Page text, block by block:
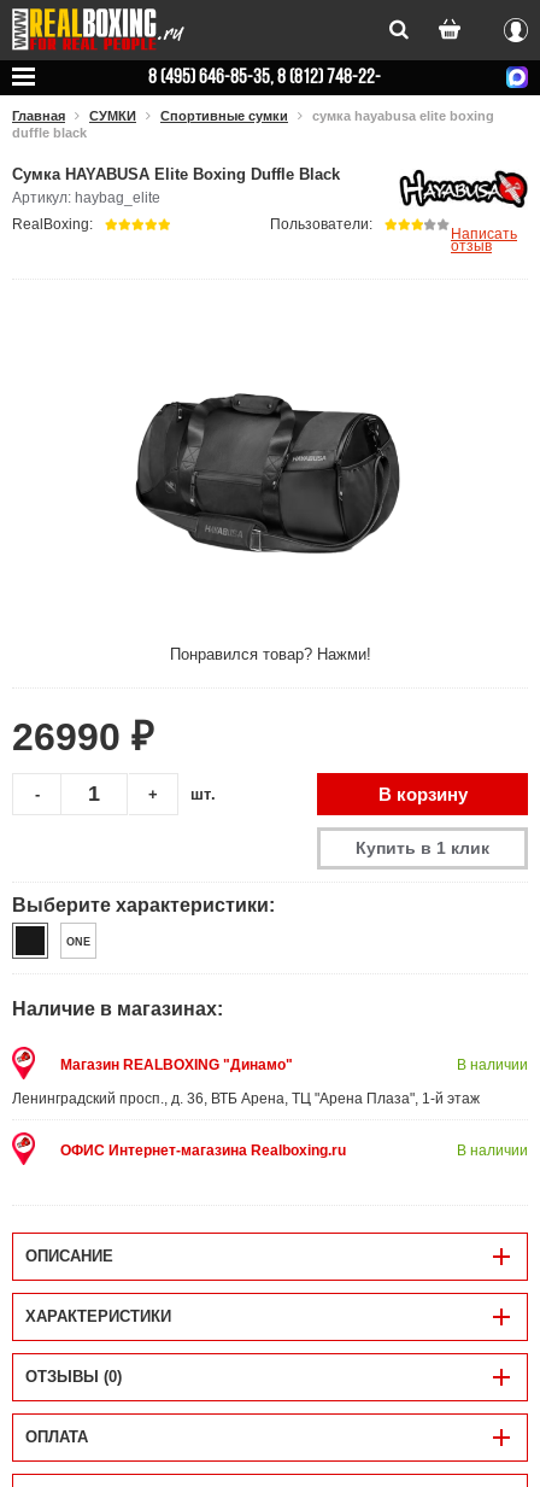
Вход
8 (495) 646-85-35, 8 (812) 748-22-
Главная СУМКИ Спортивные сумки
сумка hayabusa elite boxing
duffle black
Сумка HAYABUSA Elite Boxing Duffle Black
Артикул: haybag_elite
Понравился товар? Нажми!
RealBoxing: Пользователи:
Написать
отзыв
26990 ₽
+
- шт. В корзину
Купить в 1 клик
Выберите характеристики:
ONE
Наличие в магазинах:
Магазин REALBOXING "Динамо"
Ленинградский просп., д. 36, ВТБ Арена, ТЦ "Арена Плаза", 1-й этаж
В наличии
ОФИС Интернет-магазина Realboxing.ru В наличии
ОПИСАНИЕ
ХАРАКТЕРИСТИКИ
ОТЗЫВЫ (0)
ОПЛАТА